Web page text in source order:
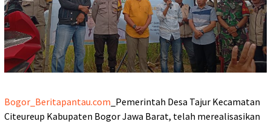
Bogor_Beritapantau.com _Pemerintah Desa Tajur Kecamatan
Citeureup Kabupaten Bogor Jawa Barat, telah merealisasikan